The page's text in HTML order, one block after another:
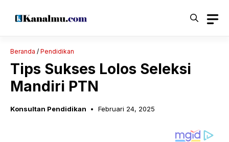
Beranda / Pendidikan
Tips Sukses Lolos Seleksi
Mandiri PTN
Konsultan Pendidikan Februari 24, 2025